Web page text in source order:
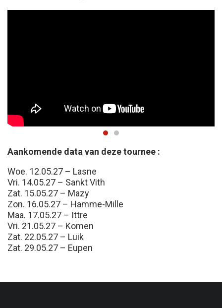
Aankomende data van deze tournee :
Woe. 12.05.27 – Lasne
Vri. 14.05.27 – Sankt Vith
Zat. 15.05.27 – Mazy
Zon. 16.05.27 – Hamme-Mille
Maa. 17.05.27 – Ittre
Vri. 21.05.27 – Komen
Zat. 22.05.27 – Luik
Zat. 29.05.27 – Eupen